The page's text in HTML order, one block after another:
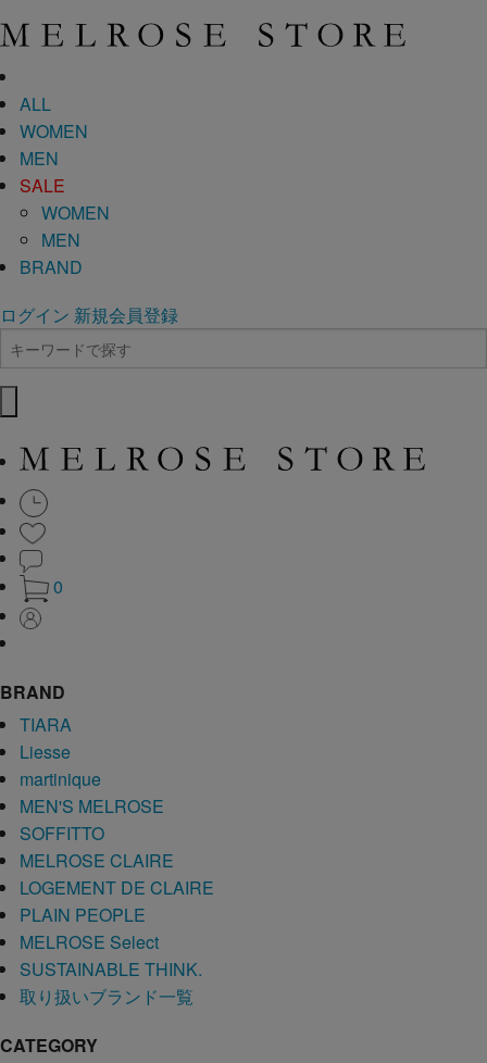
ALL
WOMEN
MEN
SALE
WOMEN
MEN
BRAND
ログイン 新規会員登録
0
BRAND
TIARA
Liesse
martinique
MEN'S MELROSE
SOFFITTO
MELROSE CLAIRE
LOGEMENT DE CLAIRE
PLAIN PEOPLE
MELROSE Select
SUSTAINABLE THINK.
取り扱いブランド一覧
CATEGORY